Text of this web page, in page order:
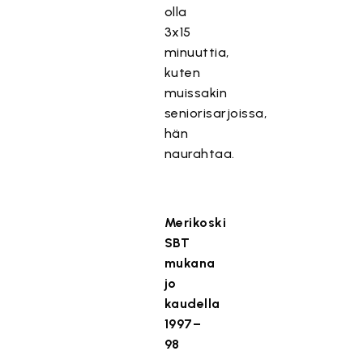
olla
3x15
minuuttia,
kuten
muissakin
seniorisarjoissa,
hän
naurahtaa.
Merikoski
SBT
mukana
jo
kaudella
1997–
98